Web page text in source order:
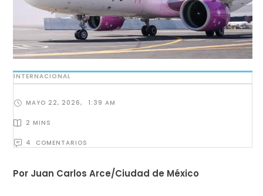
INTERNACIONAL
MAYO 22, 2026, 1:39 AM
2 MINS
4
  COMENTARIOS
Por Juan Carlos Arce/Ciudad de México